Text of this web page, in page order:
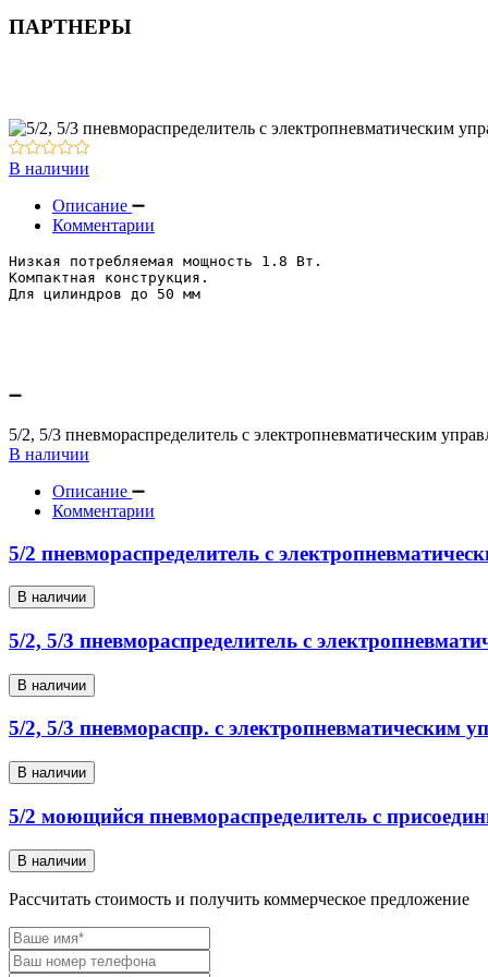
Резьбовые соединения / трубки
Оборудование для смазки и обдува
ПАРТНЕРЫ
В наличии
Описание
Комментарии
Низкая потребляемая мощность 1.8 Вт.
Компактная конструкция.
Для цилиндров до 50 мм
5/2, 5/3 пневмораспределитель с электропневматическим
В наличии
Описание
Комментарии
5/2 пневмораспределитель с
В наличии
5/2, 5/3 пневмораспределитель с
В наличии
5/2, 5/3 пневмораспр. с электропневматическим
В наличии
5/2 моющийся пневмораспределитель с
В наличии
Рассчитать стоимость и получить коммерческое предложение